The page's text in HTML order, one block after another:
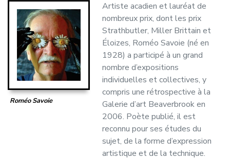
Roméo Savoie
Artiste acadien et lauréat de
nombreux prix, dont les prix
Strathbutler, Miller Brittain et
Éloizes, Roméo Savoie (né en
1928) a participé à un grand
nombre d’expositions
individuelles et collectives, y
compris une rétrospective à la
Galerie d’art Beaverbrook en
2006. Poète publié, il est
reconnu pour ses études du
sujet, de la forme d’expression
artistique et de la technique.